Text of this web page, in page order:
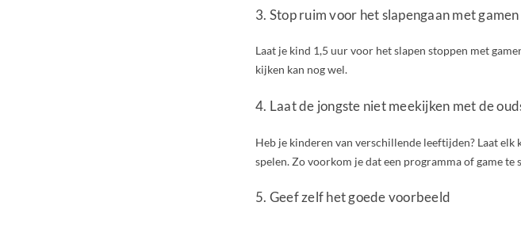
3. Stop ruim voor het slapengaan met gamen
Laat je kind 1,5 uur voor het slapen stoppen met
kijken kan nog wel.
4. Laat de jongste niet meekijken met de
Heb je kinderen van verschillende leeftijden? Laat
spelen. Zo voorkom je dat een programma of game te
5. Geef zelf het goede voorbeeld